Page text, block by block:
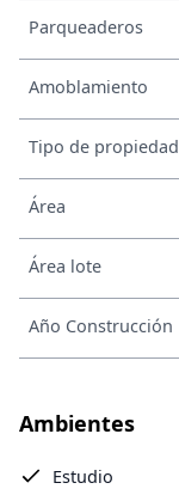
Parqueaderos
Amoblamiento
Tipo de propiedad
Área
Área lote
Año Construcción
Ambientes
Estudio